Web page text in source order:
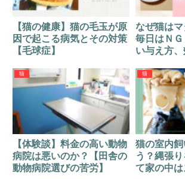
【猫の健康】猫の毛玉が原
因で起こる病気とその対策
【毛球症】
なぜ猫は
毎日はＮ
い与え方
猫
【体験談】料金の高い動物
病院は悪いのか？【田舎の
動物病院選びの苦労】
猫
猫の室内
う？縄張
て家の中